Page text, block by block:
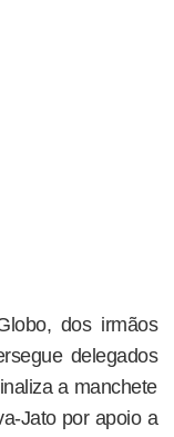
dos irmãos
delegados
a manchete
Jato por apoio a